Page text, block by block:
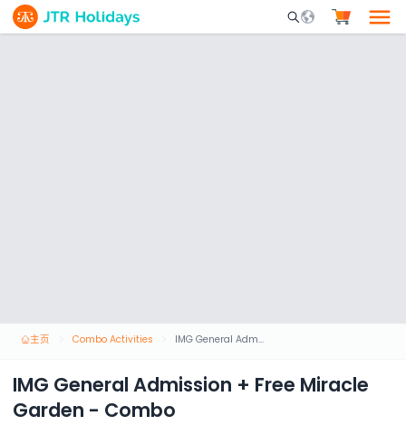
Mobile Search
主页 Combo Activities IMG General Admission + Free Miracle Garden - Combo
IMG General Admission + Free Miracle
Garden - Combo